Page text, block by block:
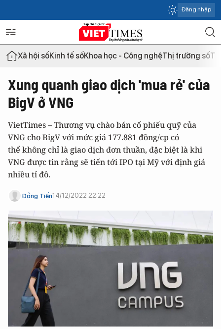
Đăng nhập
Xã hội sốKinh tế sốKhoa học - Công nghệThị trường số
Xung quanh giao dịch 'mua rẻ' của
BigV ở VNG
VietTimes – Thương vụ chào bán cổ phiếu quỹ của
VNG cho BigV với mức giá 177.881 đồng/cp có
thể không chỉ là giao dịch đơn thuần, đặc biệt là khi
VNG được tin rằng sẽ tiến tới IPO tại Mỹ với định giá
nhiều tỉ đô.
Đồng Tiến14/12/2022 22:22